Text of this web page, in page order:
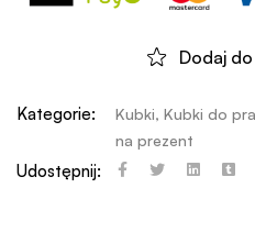
Dodaj
Kategorie: Kubki, Kubki do
na prezent
Udostępnij: